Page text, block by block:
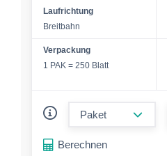
Laufrichtung
Breitbahn
Verpackung
1 PAK = 250 Blatt
Berechnen